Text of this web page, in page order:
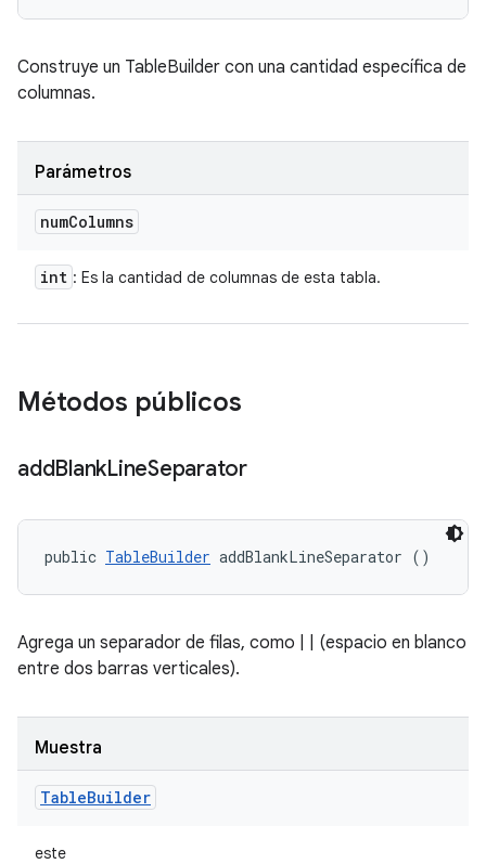
Construye un TableBuilder con una cantidad específica de
columnas.
Parámetros
numColumns
int : Es la cantidad de columnas de esta tabla.
Métodos públicos
addBlankLineSeparator
public TableBuilder addBlankLineSeparator ()
Agrega un separador de filas, como | | (espacio en blanco
entre dos barras verticales).
Muestra
TableBuilder
este